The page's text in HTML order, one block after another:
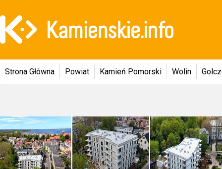
Strona Główna Powiat Kamień Pomorski Wolin